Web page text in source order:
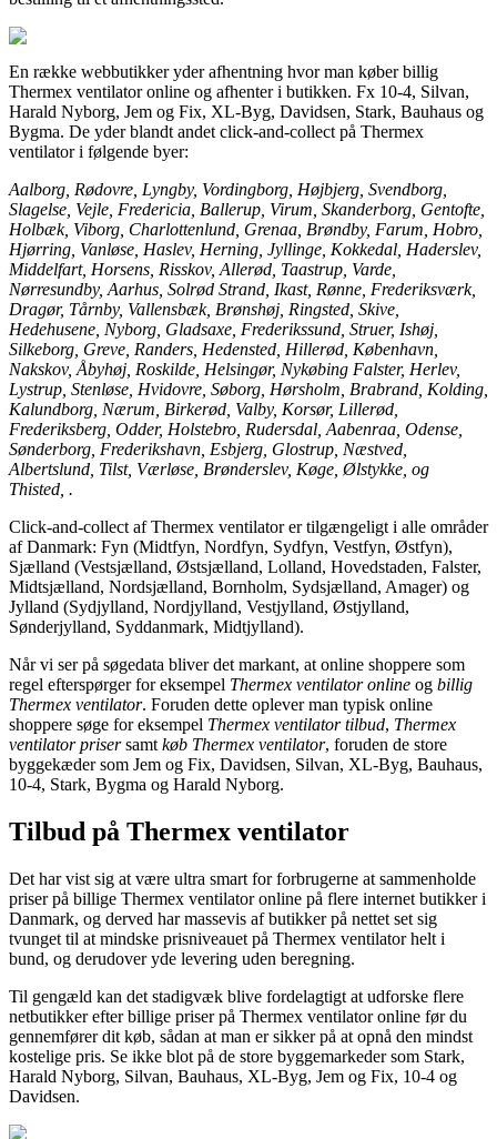
En række webbutikker yder afhentning hvor man køber billig
Thermex ventilator online og afhenter i butikken. Fx 10-4, Silvan,
Harald Nyborg, Jem og Fix, XL-Byg, Davidsen, Stark, Bauhaus og
Bygma. De yder blandt andet click-and-collect på Thermex
ventilator i følgende byer:
Aalborg, Rødovre, Lyngby, Vordingborg, Højbjerg, Svendborg,
Slagelse, Vejle, Fredericia, Ballerup, Virum, Skanderborg, Gentofte,
Holbæk, Viborg, Charlottenlund, Grenaa, Brøndby, Farum, Hobro,
Hjørring, Vanløse, Haslev, Herning, Jyllinge, Kokkedal, Haderslev,
Middelfart, Horsens, Risskov, Allerød, Taastrup, Varde,
Nørresundby, Aarhus, Solrød Strand, Ikast, Rønne, Frederiksværk,
Dragør, Tårnby, Vallensbæk, Brønshøj, Ringsted, Skive,
Hedehusene, Nyborg, Gladsaxe, Frederikssund, Struer, Ishøj,
Silkeborg, Greve, Randers, Hedensted, Hillerød, København,
Nakskov, Åbyhøj, Roskilde, Helsingør, Nykøbing Falster, Herlev,
Lystrup, Stenløse, Hvidovre, Søborg, Hørsholm, Brabrand, Kolding,
Kalundborg, Nærum, Birkerød, Valby, Korsør, Lillerød,
Frederiksberg, Odder, Holstebro, Rudersdal, Aabenraa, Odense,
Sønderborg, Frederikshavn, Esbjerg, Glostrup, Næstved,
Albertslund, Tilst, Værløse, Brønderslev, Køge, Ølstykke, og
Thisted, .
Click-and-collect af Thermex ventilator er tilgængeligt i alle områder
af Danmark: Fyn (Midtfyn, Nordfyn, Sydfyn, Vestfyn, Østfyn),
Sjælland (Vestsjælland, Østsjælland, Lolland, Hovedstaden, Falster,
Midtsjælland, Nordsjælland, Bornholm, Sydsjælland, Amager) og
Jylland (Sydjylland, Nordjylland, Vestjylland, Østjylland,
Sønderjylland, Syddanmark, Midtjylland).
Når vi ser på søgedata bliver det markant, at online shoppere som
regel efterspørger for eksempel Thermex ventilator online og billig
Thermex ventilator. Foruden dette oplever man typisk online
shoppere søge for eksempel Thermex ventilator tilbud, Thermex
ventilator prisersamt køb Thermex ventilator, foruden de store
byggekæder som Jem og Fix, Davidsen, Silvan, XL-Byg, Bauhaus,
10-4, Stark, Bygma og Harald Nyborg.
Tilbud på Thermex ventilator
Det har vist sig at være ultra smart for forbrugerne at sammenholde
priser på billige Thermex ventilator online på flere internet butikker i
Danmark, og derved har massevis af butikker på nettet set sig
tvunget til at mindske prisniveauet på Thermex ventilator helt i
bund, og derudover yde levering uden beregning.
Til gengæld kan det stadigvæk blive fordelagtigt at udforske flere
netbutikker efter billige priser på Thermex ventilator online før du
gennemfører dit køb, sådan at man er sikker på at opnå den mindst
kostelige pris. Se ikke blot på de store byggemarkeder som Stark,
Harald Nyborg, Silvan, Bauhaus, XL-Byg, Jem og Fix, 10-4 og
Davidsen.